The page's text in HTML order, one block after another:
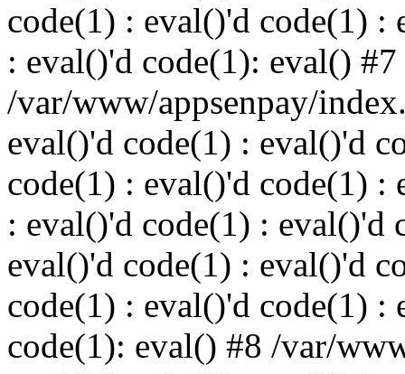
code(1) : eval()'d code(1) :
: eval()'d code(1): eval() #7
/var/www/appsenpay/
eval()'d code(1) : eval()'d
code(1) : eval()'d code(1) :
: eval()'d code(1) : eval()'d
eval()'d code(1) : eval()'d
code(1) : eval()'d code(1) :
code(1): eval() #8 /var/